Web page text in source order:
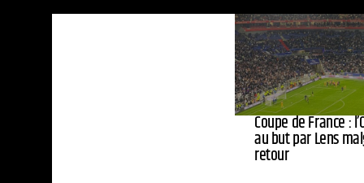
Coupe de France :
au but par Lens
retour